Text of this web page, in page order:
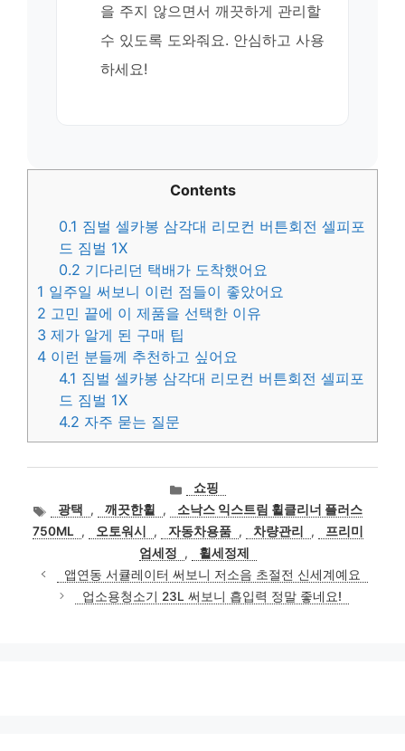
을 주지 않으면서 깨끗하게 관리할
수 있도록 도와줘요. 안심하고 사용
하세요!
Contents
0.1 짐벌 셀카봉 삼각대 리모컨 버튼회전 셀피포
드 짐벌 1X
0.2 기다리던 택배가 도착했어요
1 일주일 써보니 이런 점들이 좋았어요
2 고민 끝에 이 제품을 선택한 이유
3 제가 알게 된 구매 팁
4 이런 분들께 추천하고 싶어요
4.1 짐벌 셀카봉 삼각대 리모컨 버튼회전 셀피포
드 짐벌 1X
4.2 자주 묻는 질문
카
테
고
리
쇼핑
태
그
광택 , 깨끗한휠 ,
소낙스 익스트림 휠클리너 플러스
750ML
, 오토워시 , 자동차용품 , 차량관리 ,
프리미
엄세정
,
휠세정제
앱연동 서큘레이터 써보니 저소음 초절전 신세계예요
업소용청소기 23L 써보니 흡입력 정말 좋네요!